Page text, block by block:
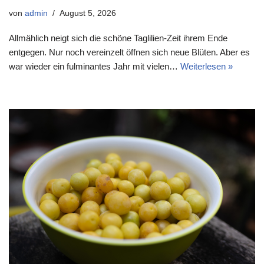
von admin August 5, 2026
Allmählich neigt sich die schöne Taglilien-Zeit ihrem Ende
entgegen. Nur noch vereinzelt öffnen sich neue Blüten. Aber es
war wieder ein fulminantes Jahr mit vielen… Weiterlesen »